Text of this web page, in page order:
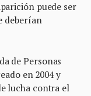
puede ser
deberían
de Personas
en 2004 y
lucha contra el